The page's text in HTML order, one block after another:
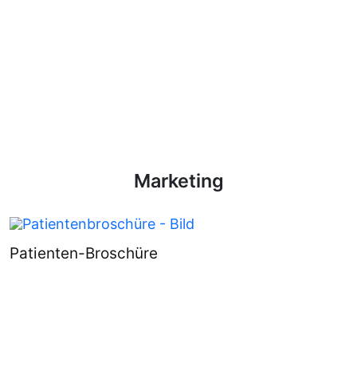
Marketing
Patienten-Broschüre